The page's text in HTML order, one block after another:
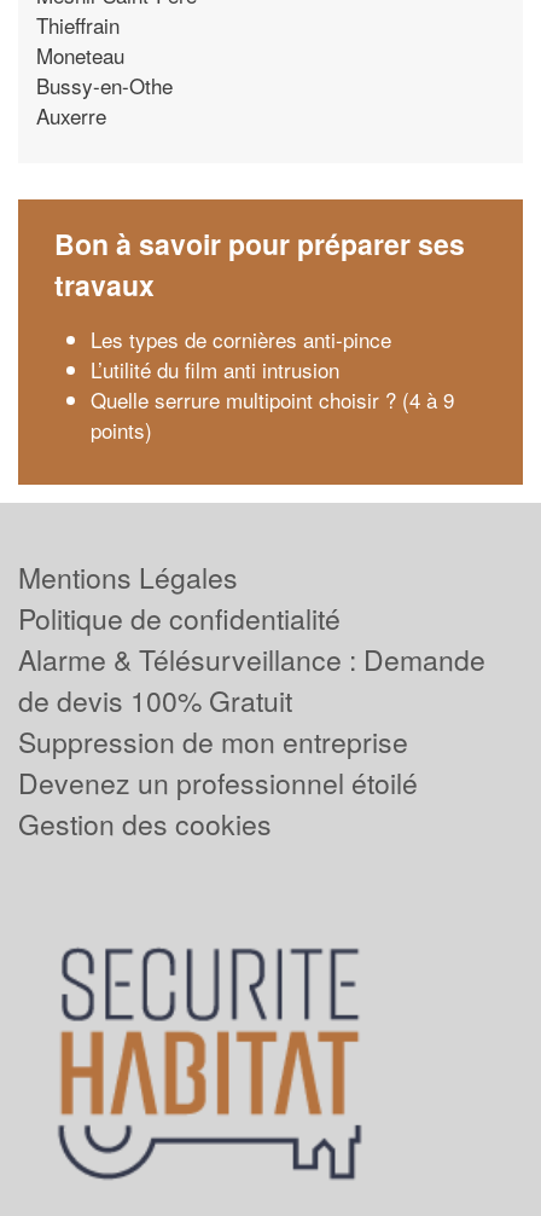
Thieffrain
Moneteau
Bussy-en-Othe
Auxerre
Bon à savoir pour préparer ses
travaux
Les types de cornières anti-pince
L’utilité du film anti intrusion
Quelle serrure multipoint choisir ? (4 à 9
points)
Mentions Légales
Politique de confidentialité
Alarme & Télésurveillance : Demande
de devis 100% Gratuit
Suppression de mon entreprise
Devenez un professionnel étoilé
Gestion des cookies